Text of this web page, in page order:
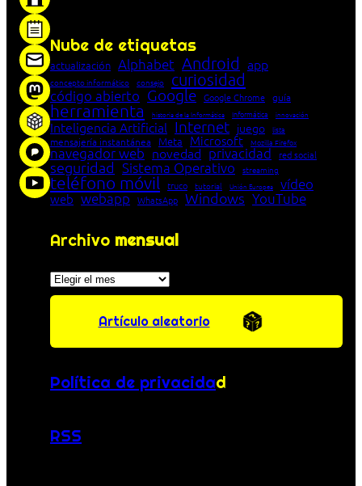
Nube de etiquetas
actualización Alphabet Android app
concepto informático consejo curiosidad
código abierto Google Google Chrome guía
herramienta historia de la Informática Informática innovación
Inteligencia Artificial Internet juego lista
mensajería instantánea Meta Microsoft Mozilla Firefox
navegador web novedad privacidad red social
seguridad Sistema Operativo streaming
teléfono móvil truco tutorial Unión Europea vídeo
web webapp WhatsApp Windows YouTube
Archivo mensual
Archivos
Artículo aleatorio
Política de privacidad
RSS